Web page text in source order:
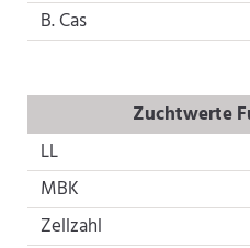
B. Cas
Zuchtwerte
LL
MBK
Zellzahl